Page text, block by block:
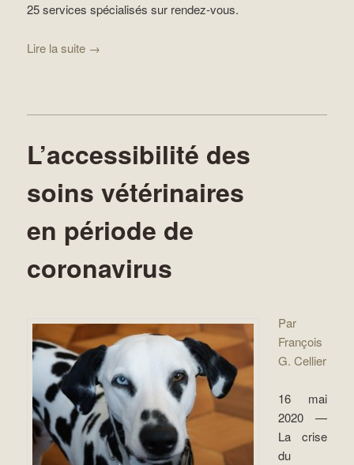
25 services spécialisés sur rendez-vous.
Lire la suite →
L’accessibilité des
soins vétérinaires
en période de
coronavirus
Par
François
G. Cellier
16 mai
2020 —
La crise
du